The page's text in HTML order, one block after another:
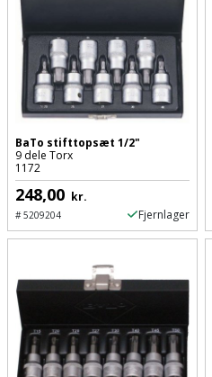
Værktøjskasse
og
opbevaring
Værktøjssæt
Vaterpas
Slagboremaskine
Slagnøgle
Slagnøgletilbehør
Slagskruetrækker
Slibemaskine
Sømpistol
Sømpistoltilbehør
Spånsuger
Stiftepistol
Tørrestativ
Trappevanger
Udebruser
afskærmning
Varme
Varmepumpeskjuler
gardin
BaTo stifttopsæt 1/2"
9 dele Torx
1172
248,00 kr.
#5209204 Fjernlager